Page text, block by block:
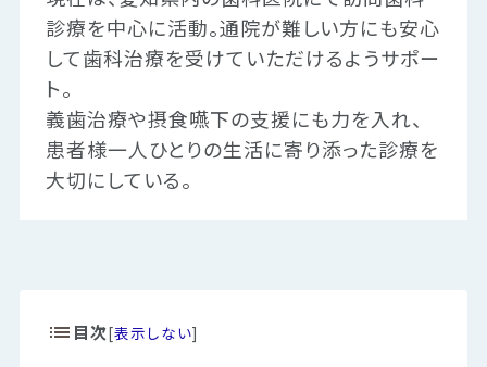
診療を中心に活動。通院が難しい方にも安心
して歯科治療を受けていただけるようサポー
ト。
義歯治療や摂食嚥下の支援にも力を入れ、
患者様一人ひとりの生活に寄り添った診療を
大切にしている。
目次[表示しない]